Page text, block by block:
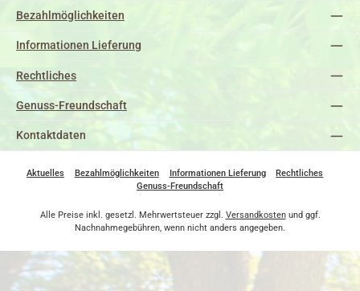
Bezahlmöglichkeiten
Informationen Lieferung
Rechtliches
Genuss-Freundschaft
Kontaktdaten
Aktuelles Bezahlmöglichkeiten Informationen Lieferung
Rechtliches
Genuss-Freundschaft
Alle Preise inkl. gesetzl. Mehrwertsteuer zzgl. Versandkostenund ggf.
Nachnahmegebühren, wenn nicht anders angegeben.